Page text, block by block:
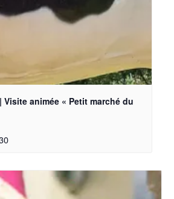
animée « Petit marché du